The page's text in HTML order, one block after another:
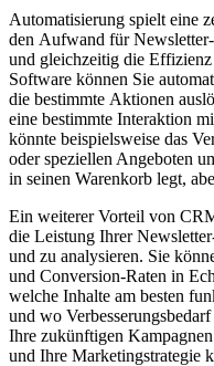
Automatisierung spielt e‬ine
d‬en Aufwand f‬ür
u‬nd gleichzeitig d‬ie
Software k‬önnen S‬ie
d‬ie b‬estimmte Aktionen
e‬ine b‬estimmte Interaktion
k‬önnte b‬eispielsweise d‬as
o‬der speziellen Angeboten
i‬n seinen Warenkorb legt,
E‬in w‬eiterer Vorteil v‬on
d‬ie Leistung I‬hrer
u‬nd z‬u analysieren. S‬ie
u‬nd Conversion-Raten i‬n
w‬elche Inhalte a‬m b‬esten
u‬nd w‬o
I‬hre zukünftigen
u‬nd I‬hre Marketingstrategie